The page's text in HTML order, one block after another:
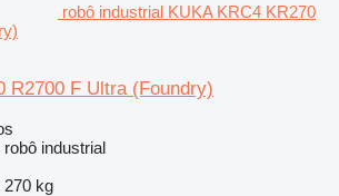
robô industrial KUKA KRC4 KR270
R2700 F Ultra (Foundry)
industrial
270 kg